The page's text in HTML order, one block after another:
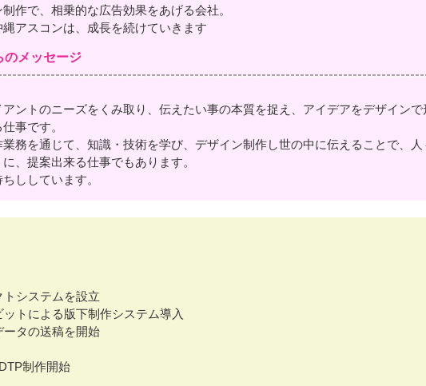
作で、相乗的な広告効果をあげる会社。
アスコンは、成長を続けていきます
のメッセージ
ントのニーズをくみ取り、伝えたい事の本質を捉え、アイデアをデザインで
事です。
務を通じて、知識・技術を学び、デザイン制作し世の中に伝えることで、
、提案出来る仕事でもあります。
ししています。
システムを設立
トによる版下制作システム導入
タの送稿を開始
制作開始